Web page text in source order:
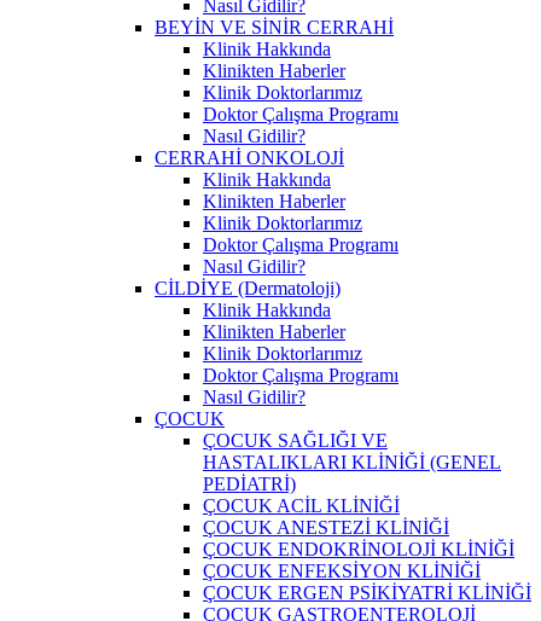
Nasıl Gidilir?
BEYİN VE SİNİR CERRAHİ
Klinik Hakkında
Klinikten Haberler
Klinik Doktorlarımız
Doktor Çalışma Programı
Nasıl Gidilir?
CERRAHİ ONKOLOJİ
Klinik Hakkında
Klinikten Haberler
Klinik Doktorlarımız
Doktor Çalışma Programı
Nasıl Gidilir?
CİLDİYE (Dermatoloji)
Klinik Hakkında
Klinikten Haberler
Klinik Doktorlarımız
Doktor Çalışma Programı
Nasıl Gidilir?
ÇOCUK
ÇOCUK SAĞLIĞI VE
HASTALIKLARI KLİNİĞİ (GENEL
PEDİATRİ)
ÇOCUK ACİL KLİNİĞİ
ÇOCUK ANESTEZİ KLİNİĞİ
ÇOCUK ENDOKRİNOLOJİ KLİNİĞİ
ÇOCUK ENFEKSİYON KLİNİĞİ
ÇOCUK ERGEN PSİKİYATRİ KLİNİĞİ
ÇOCUK GASTROENTEROLOJİ